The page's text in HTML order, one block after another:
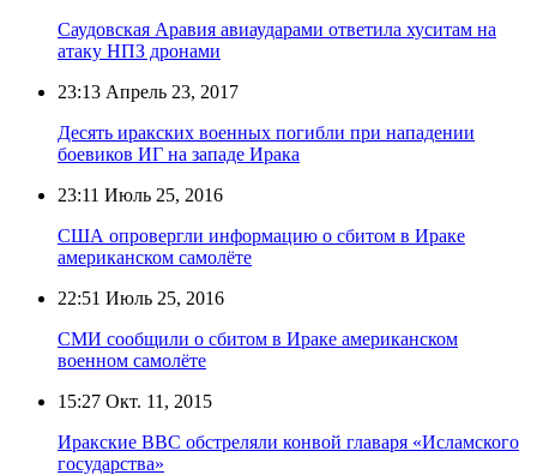
Саудовская Аравия авиаударами ответила хуситам на
атаку НПЗ дронами
23:13 Апрель 23, 2017
Десять иракских военных погибли при нападении
боевиков ИГ на западе Ирака
23:11 Июль 25, 2016
США опровергли информацию о сбитом в Ираке
американском самолёте
22:51 Июль 25, 2016
СМИ сообщили о сбитом в Ираке американском
военном самолёте
15:27 Окт. 11, 2015
Иракские ВВС обстреляли конвой главаря «Исламского
государства»